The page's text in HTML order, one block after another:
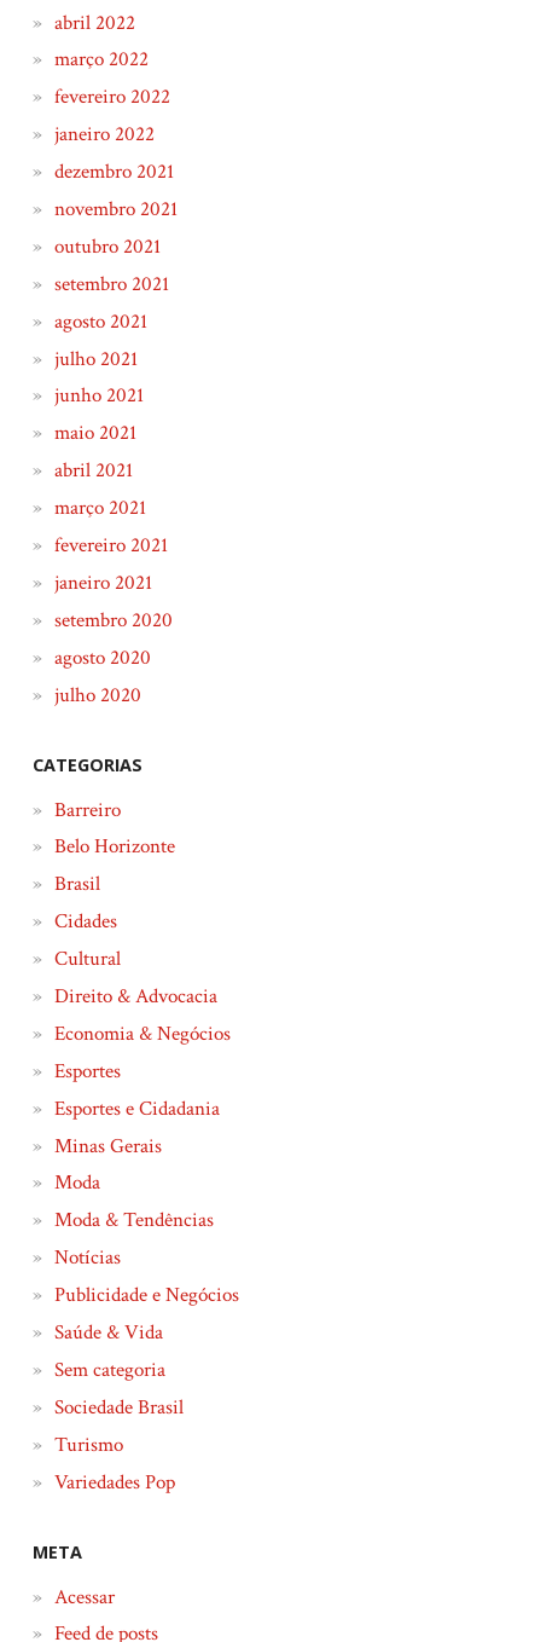
abril 2022
março 2022
fevereiro 2022
janeiro 2022
dezembro 2021
novembro 2021
outubro 2021
setembro 2021
agosto 2021
julho 2021
junho 2021
maio 2021
abril 2021
março 2021
fevereiro 2021
janeiro 2021
setembro 2020
agosto 2020
julho 2020
CATEGORIAS
Barreiro
Belo Horizonte
Brasil
Cidades
Cultural
Direito & Advocacia
Economia & Negócios
Esportes
Esportes e Cidadania
Minas Gerais
Moda
Moda & Tendências
Notícias
Publicidade e Negócios
Saúde & Vida
Sem categoria
Sociedade Brasil
Turismo
Variedades Pop
META
Acessar
Feed de posts